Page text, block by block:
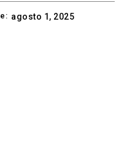
agosto 1, 2025